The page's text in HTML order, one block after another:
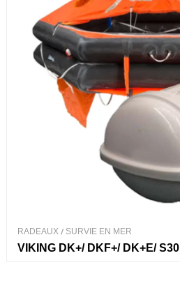
RADEAUX/ SURVIE EN MER
VIKING DK+/ DKF+/ DK+E/ S30